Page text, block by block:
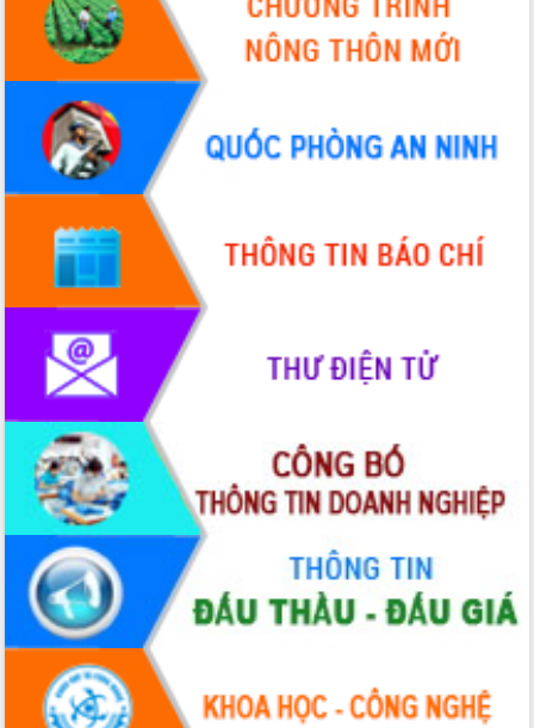
Họp báo thông tin về Hội nghị Công bố
Quy hoạch và Xúc tiến đầu tư tỉnh Đắk
Khơi thông điểm nghẽn, đẩy nhanh
giải ngân vốn khắc phục thiên tai
HĐND tỉnh thông qua điều chỉnh Quy
hoạch tỉnh thời kỳ 2021-2030
Hội thảo góp ý hồ sơ điều chỉnh quy
hoạch tỉnh Đắk Lắk thời kỳ 2021-2030,
tầm nhìn đến năm 2050
Nâng cao hiệu quả hoạt động của các
doanh nghiệp nhà nước
Hội nghị triển khai kết nối mạng
truyền số liệu chuyên dùng phục vụ cơ
quan Đảng, Nhà nước
Lễ phát động chuỗi hoạt động chung
tay làm sạch môi trường
Xã Ea Kar bước chuyển mình trong
công tác cải cách hành chính mô hình
mới
UBND tỉnh họp báo định kỳ tháng 4
năm 2026
Hội thảo khoa học “Giải pháp thúc đẩy
phát triển nền kinh tế xanh tại tỉnh
Đắk Lắk”
Tăng cường giám sát, đôn đốc thực
hiện nhiệm vụ quản lý tài sản công
hàng tuần